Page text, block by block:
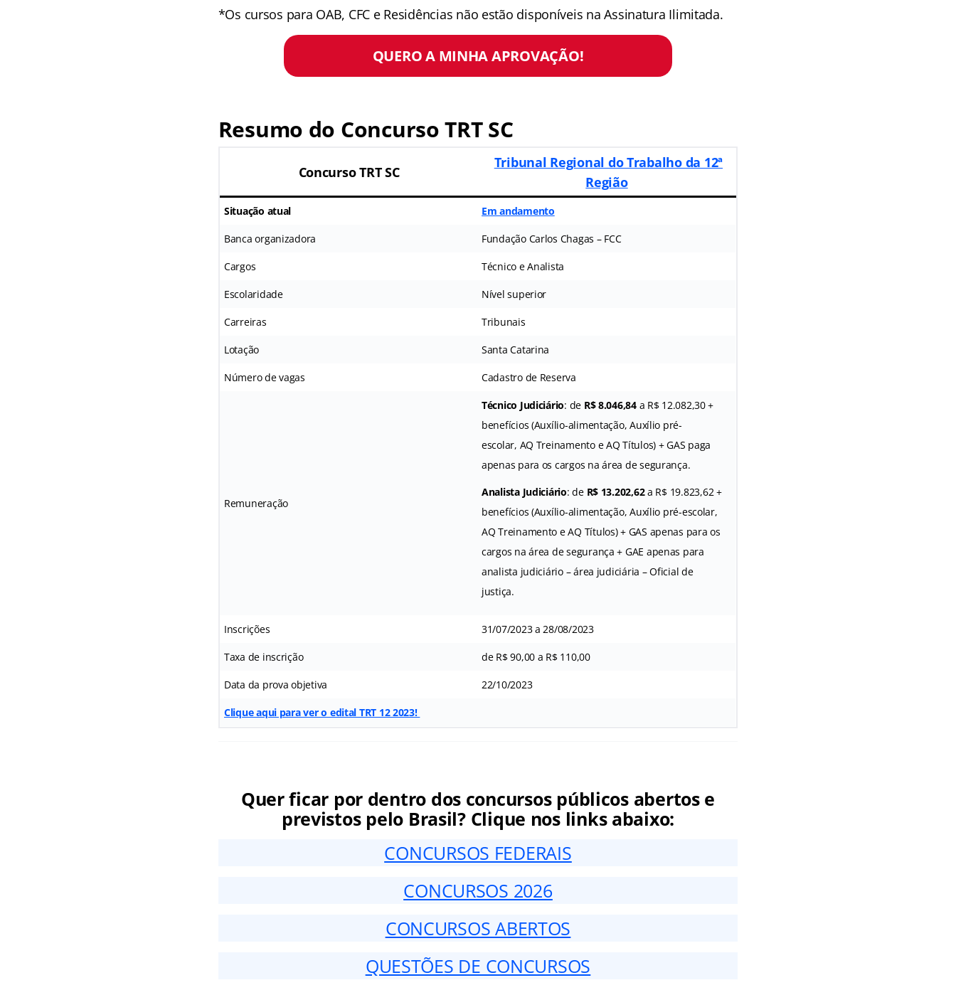
*Os cursos para OAB, CFC e Residências não estão disponíveis na Assinatura Ilimitada.
QUERO A MINHA APROVAÇÃO!
Resumo do Concurso TRT SC
Concurso TRT SC
Tribunal Regional do Trabalho da 12ª
Região
Situação atual Em andamento
Banca organizadora Fundação Carlos Chagas – FCC
Cargos Técnico e Analista
Escolaridade Nível superior
Carreiras Tribunais
Lotação Santa Catarina
Número de vagas Cadastro de Reserva
Remuneração
Técnico Judiciário: de R$ 8.046,84a R$ 12.082,30 +
benefícios (Auxílio-alimentação, Auxílio pré-
escolar, AQ Treinamento e AQ Títulos) + GAS paga
apenas para os cargos na área de segurança.
Analista Judiciário: de R$ 13.202,62a R$ 19.823,62 +
benefícios (Auxílio-alimentação, Auxílio pré-escolar,
AQ Treinamento e AQ Títulos) + GAS apenas para os
cargos na área de segurança + GAE apenas para
analista judiciário – área judiciária – Oficial de
justiça.
Inscrições 31/07/2023 a 28/08/2023
Taxa de inscrição de R$ 90,00 a R$ 110,00
Data da prova objetiva 22/10/2023
Clique aqui para ver o edital TRT 12 2023!
Quer ficar por dentro dos concursos públicos abertos e
previstos pelo Brasil? Clique nos links abaixo:
CONCURSOS FEDERAIS
CONCURSOS 2026
CONCURSOS ABERTOS
QUESTÕES DE CONCURSOS